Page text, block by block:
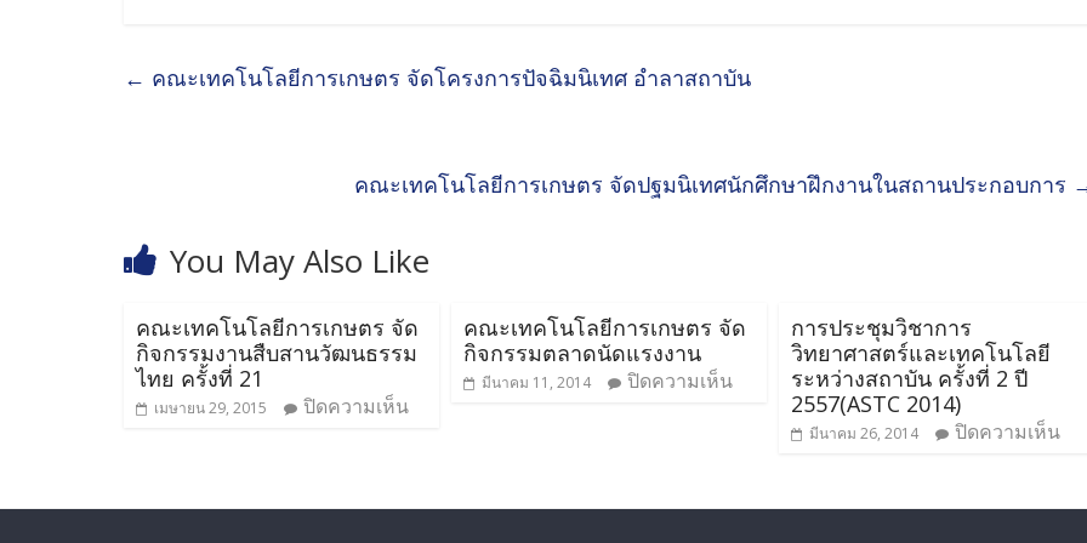
← คณะเทคโนโลยีการเกษตร จัดโครงการปัจฉิมนิเทศ อำลาสถาบัน
คณะเทคโนโลยีการเกษตร จัดปฐมนิเทศนักศึกษาฝึกงานในสถานประกอบการ
You May Also Like
คณะเทคโนโลยีการเกษตร จัด
กิจกรรมงานสืบสานวัฒนธรรม
ไทย ครั้งที่ 21
เมษายน 29, 2015 ปิดความเห็น
คณะเทคโนโลยีการเกษตร จัด
กิจกรรมตลาดนัดแรงงาน
มีนาคม 11, 2014 ปิดความเห็น
การประชุมวิชาการ
วิทยาศาสตร์และเทคโนโลยี
ระหว่างสถาบัน ครั้งที่ 2 ปี
2557(ASTC 2014)
มีนาคม 26, 2014 ปิดความเห็น